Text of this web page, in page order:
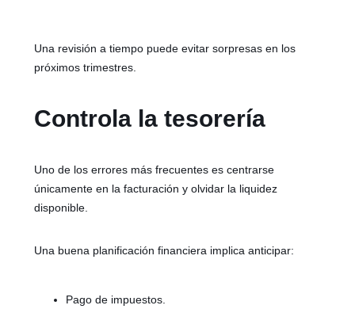
Una revisión a tiempo puede evitar sorpresas en los
próximos trimestres.
Controla la tesorería
Uno de los errores más frecuentes es centrarse
únicamente en la facturación y olvidar la liquidez
disponible.
Una buena planificación financiera implica anticipar:
Pago de impuestos.